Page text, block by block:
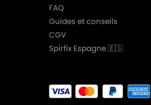
FAQ
Guides et conseils
CGV
Spirfix Espagne 🇪🇸